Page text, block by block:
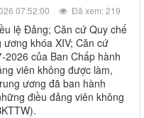
07:52:00 Đã xem: 219
lệ Đảng; Căn cứ Quy chế
ương khóa XIV; Căn cứ
của Ban Chấp hành
viên không được làm,
ương đã ban hành
điều đảng viên không